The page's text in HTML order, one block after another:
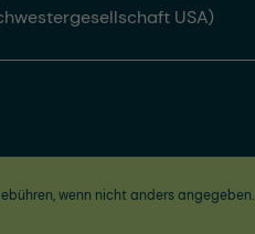
USA)
wenn nicht anders angegeben.